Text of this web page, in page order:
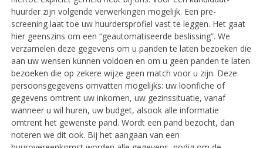
huurder zijn volgende verwerkingen mogelijk. Een pre-
screening laat toe uw huurdersprofiel vast te leggen. Het gaat
hier geenszins om een “geautomatiseerde beslissing”. We
verzamelen deze gegevens om u panden te laten bezoeken die
aan uw wensen kunnen voldoen en om u geen panden te laten
bezoeken die op zekere wijze geen match voor u zijn. Deze
persoonsgegevens omvatten mogelijks: uw loonfiche of
gegevens omtrent uw inkomen, uw gezinssituatie, vanaf
wanneer u wil huren, uw budget, alsook alle informatie
omtrent het gewenste pand. Wordt een pand bezocht, dan
noteren we dit ook. Bij het aangaan van een